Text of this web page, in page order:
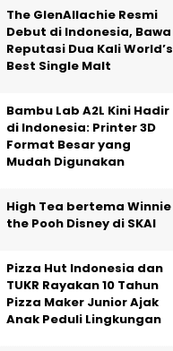
The GlenAllachie Resmi
Debut di Indonesia, Bawa
Reputasi Dua Kali World’s
Best Single Malt
Bambu Lab A2L Kini Hadir
di Indonesia: Printer 3D
Format Besar yang
Mudah Digunakan
High Tea bertema Winnie
the Pooh Disney di SKAI
Pizza Hut Indonesia dan
TUKR Rayakan 10 Tahun
Pizza Maker Junior Ajak
Anak Peduli Lingkungan